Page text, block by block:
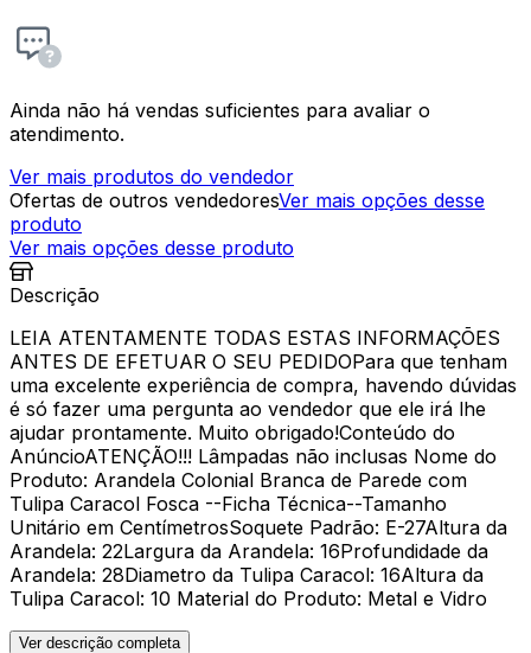
Ainda não há vendas suficientes para avaliar o
atendimento.
Ver mais produtos do vendedor
Ofertas de outros vendedoresVer mais opções desse
produto
Ver mais opções desse produto
Descrição
LEIA ATENTAMENTE TODAS ESTAS INFORMAÇÕES
ANTES DE EFETUAR O SEU PEDIDOPara que tenham
uma excelente experiência de compra, havendo dúvidas
é só fazer uma pergunta ao vendedor que ele irá lhe
ajudar prontamente. Muito obrigado!Conteúdo do
AnúncioATENÇÃO!!! Lâmpadas não inclusas Nome do
Produto: Arandela Colonial Branca de Parede com
Tulipa Caracol Fosca --Ficha Técnica--Tamanho
Unitário em CentímetrosSoquete Padrão: E-27Altura da
Arandela: 22Largura da Arandela: 16Profundidade da
Arandela: 28Diametro da Tulipa Caracol: 16Altura da
Tulipa Caracol: 10 Material do Produto: Metal e Vidro
Ver descrição completa